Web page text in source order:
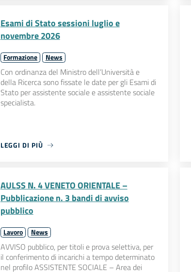
Esami di Stato sessioni luglio e
novembre 2026
Formazione News
Con ordinanza del Ministro dell’Università e
della Ricerca sono fissate le date per gli Esami di
Stato per assistente sociale e assistente sociale
specialista.
LEGGI DI PIÙ
AULSS N. 4 VENETO ORIENTALE –
Pubblicazione n. 3 bandi di avviso
pubblico
Lavoro News
AVVISO pubblico, per titoli e prova selettiva, per
il conferimento di incarichi a tempo determinato
nel profilo ASSISTENTE SOCIALE – Area dei